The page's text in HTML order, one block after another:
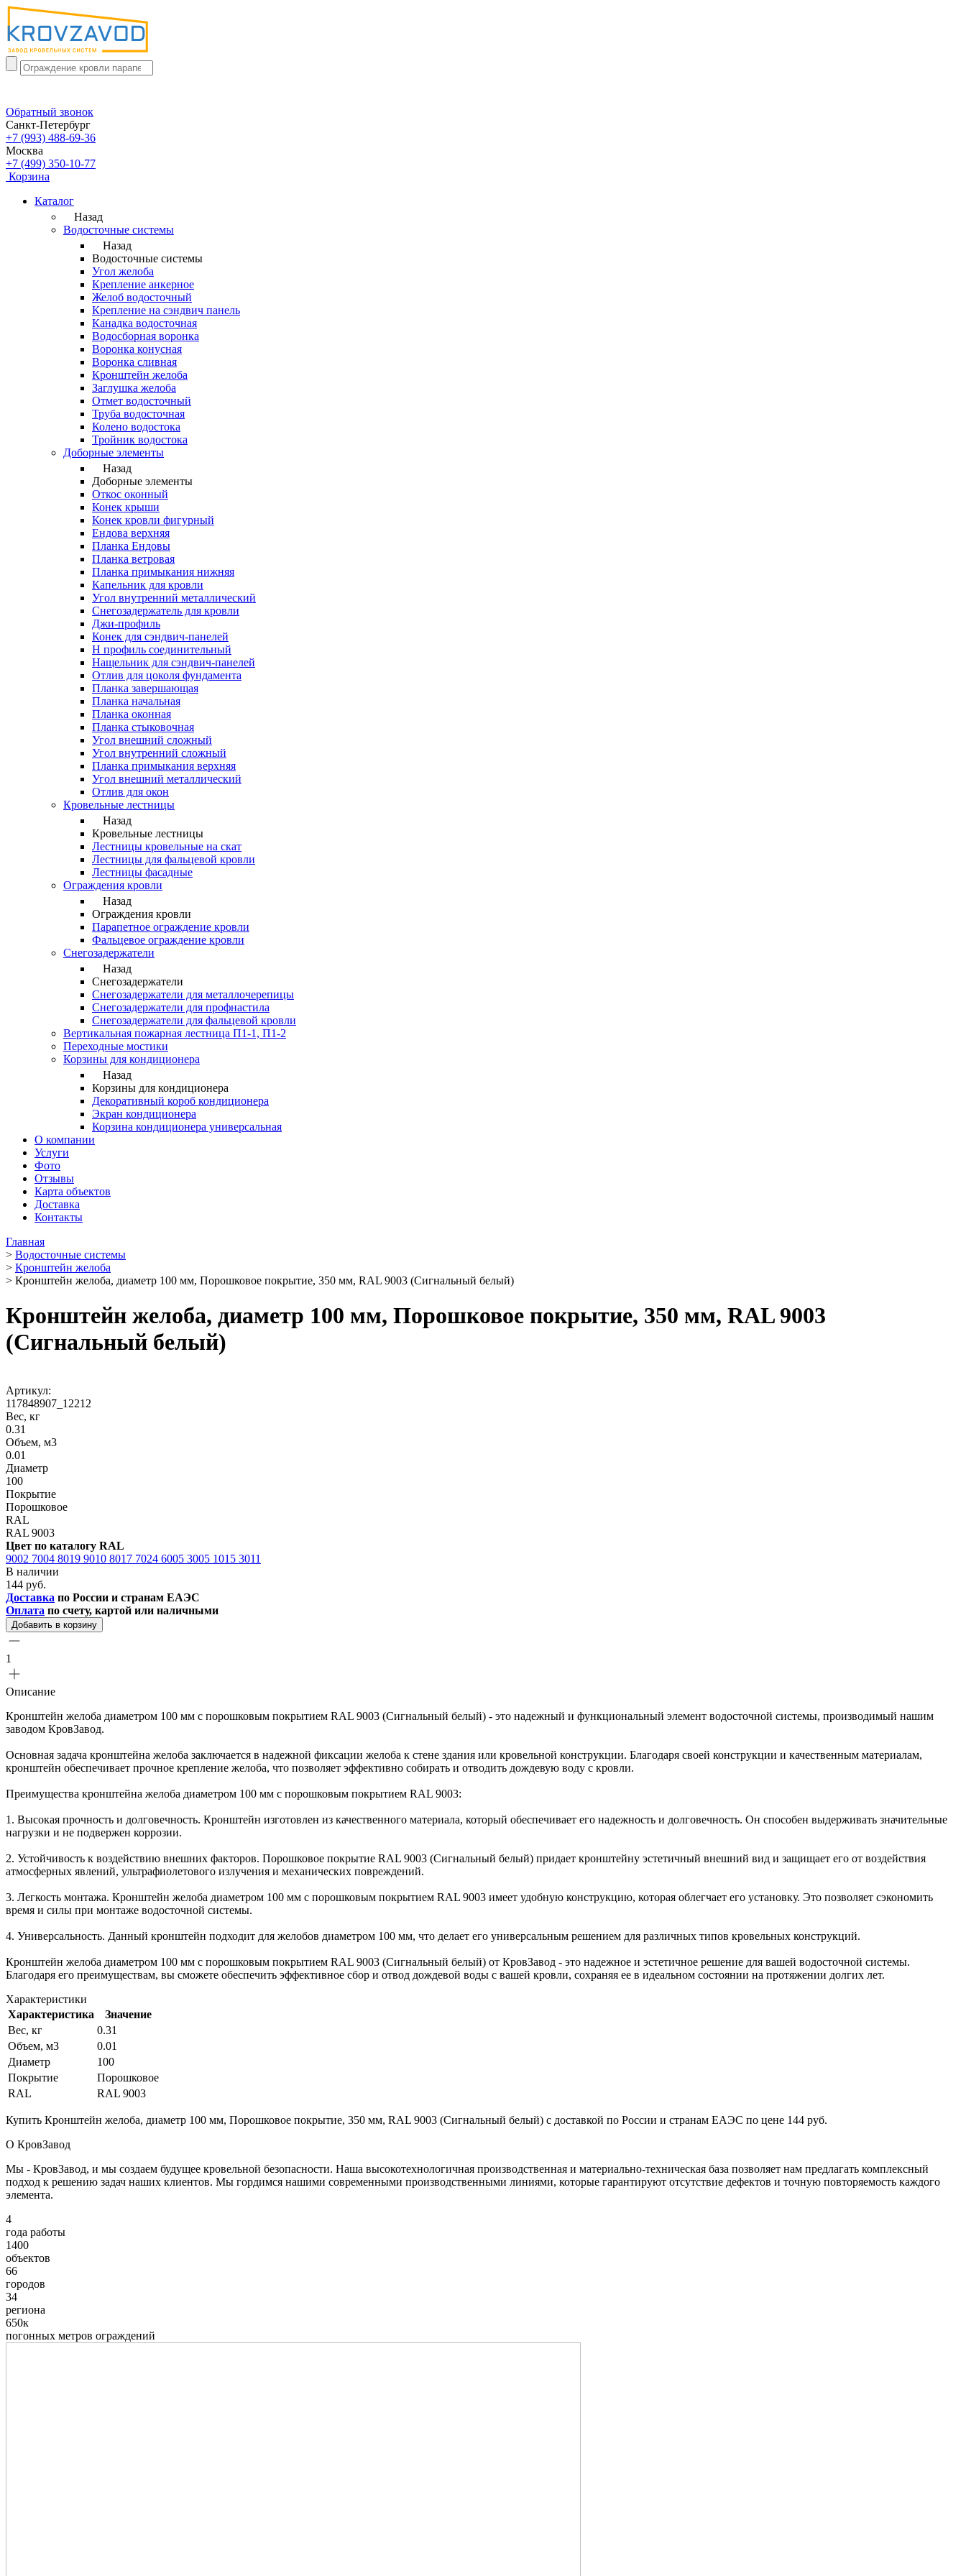
Обратный звонок
Санкт-Петербург
+7 (993) 488-69-36
Москва
+7 (499) 350-10-77
Корзина
Каталог
Назад
Водосточные системы
Назад
Водосточные системы
Угол желоба
Крепление анкерное
Желоб водосточный
Крепление на сэндвич панель
Канадка водосточная
Водосборная воронка
Воронка конусная
Воронка сливная
Кронштейн желоба
Заглушка желоба
Отмет водосточный
Труба водосточная
Колено водостока
Тройник водостока
Доборные элементы
Назад
Доборные элементы
Откос оконный
Конек крыши
Конек кровли фигурный
Ендова верхняя
Планка Ендовы
Планка ветровая
Планка примыкания нижняя
Капельник для кровли
Угол внутренний металлический
Снегозадержатель для кровли
Джи-профиль
Конек для сэндвич-панелей
Н профиль соединительный
Нащельник для сэндвич-панелей
Отлив для цоколя фундамента
Планка завершающая
Планка начальная
Планка оконная
Планка стыковочная
Угол внешний сложный
Угол внутренний сложный
Планка примыкания верхняя
Угол внешний металлический
Отлив для окон
Кровельные лестницы
Назад
Кровельные лестницы
Лестницы кровельные на скат
Лестницы для фальцевой кровли
Лестницы фасадные
Ограждения кровли
Назад
Ограждения кровли
Парапетное ограждение кровли
Фальцевое ограждение кровли
Снегозадержатели
Назад
Снегозадержатели
Снегозадержатели для металлочерепицы
Снегозадержатели для профнастила
Снегозадержатели для фальцевой кровли
Вертикальная пожарная лестница П1-1, П1-2
Переходные мостики
Корзины для кондиционера
Назад
Корзины для кондиционера
Декоративный короб кондиционера
Экран кондиционера
Корзина кондиционера универсальная
О компании
Услуги
Фото
Отзывы
Карта объектов
Доставка
Контакты
Главная
> Водосточные системы
> Кронштейн желоба
> Кронштейн желоба, диаметр 100 мм, Порошковое покрытие, 350 мм, RAL 9003 (Сигнальный белый)
Кронштейн желоба, диаметр 100 мм, Порошковое покрытие, 350 мм, RAL 9003
(Сигнальный белый)
Артикул:
117848907_12212
Вес, кг
0.31
Объем, м3
0.01
Диаметр
100
Покрытие
Порошковое
RAL
RAL 9003
Цвет по каталогу RAL
9002 7004 8019 9010 8017 7024 6005 3005 1015 3011
В наличии
144 руб.
Доставка по России и странам ЕАЭС
Оплата по счету, картой или наличными
Добавить в корзину
1
Описание
Кронштейн желоба диаметром 100 мм с порошковым покрытием RAL 9003 (Сигнальный белый) - это надежный и функциональный элемент водосточной системы, производимый нашим
заводом КровЗавод.
Основная задача кронштейна желоба заключается в надежной фиксации желоба к стене здания или кровельной конструкции. Благодаря своей конструкции и качественным материалам,
кронштейн обеспечивает прочное крепление желоба, что позволяет эффективно собирать и отводить дождевую воду с кровли.
Преимущества кронштейна желоба диаметром 100 мм с порошковым покрытием RAL 9003:
1. Высокая прочность и долговечность. Кронштейн изготовлен из качественного материала, который обеспечивает его надежность и долговечность. Он способен выдерживать значительные
нагрузки и не подвержен коррозии.
2. Устойчивость к воздействию внешних факторов. Порошковое покрытие RAL 9003 (Сигнальный белый) придает кронштейну эстетичный внешний вид и защищает его от воздействия
атмосферных явлений, ультрафиолетового излучения и механических повреждений.
3. Легкость монтажа. Кронштейн желоба диаметром 100 мм с порошковым покрытием RAL 9003 имеет удобную конструкцию, которая облегчает его установку. Это позволяет сэкономить
время и силы при монтаже водосточной системы.
4. Универсальность. Данный кронштейн подходит для желобов диаметром 100 мм, что делает его универсальным решением для различных типов кровельных конструкций.
Кронштейн желоба диаметром 100 мм с порошковым покрытием RAL 9003 (Сигнальный белый) от КровЗавод - это надежное и эстетичное решение для вашей водосточной системы.
Благодаря его преимуществам, вы сможете обеспечить эффективное сбор и отвод дождевой воды с вашей кровли, сохраняя ее в идеальном состоянии на протяжении долгих лет.
Характеристики
Характеристика
Значение
Вес, кг
0.31
Объем, м3
0.01
Диаметр
100
Покрытие
Порошковое
RAL
RAL 9003
Купить Кронштейн желоба, диаметр 100 мм, Порошковое покрытие, 350 мм, RAL 9003 (Сигнальный белый) с доставкой по России и странам ЕАЭС по цене 144 руб.
О КровЗавод
Мы - КровЗавод, и мы создаем будущее кровельной безопасности. Наша высокотехнологичная производственная и материально-техническая база позволяет нам предлагать комплексный
подход к решению задач наших клиентов. Мы гордимся нашими современными производственными линиями, которые гарантируют отсутствие дефектов и точную повторяемость каждого
элемента.
4
года работы
1400
объектов
66
городов
34
региона
650к
погонных метров ограждений